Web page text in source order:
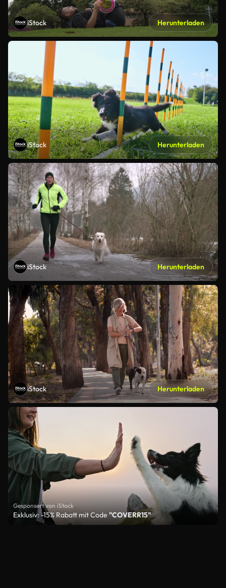
iStock Herunterladen
iStock Herunterladen
iStock Herunterladen
iStock Herunterladen
Gesponsert von iStock
Exklusiv: -15% Rabatt mit Code "COVERR15"